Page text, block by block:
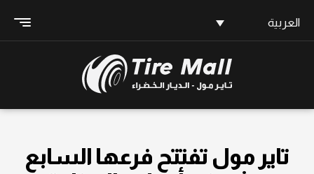
العربية
تاير مول تفتتح فرعها السابع